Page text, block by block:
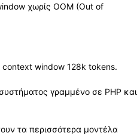
χωρίς OOM (Out of
context window 128k tokens.
γραμμένο σε PHP και
τα περισσότερα μοντέλα